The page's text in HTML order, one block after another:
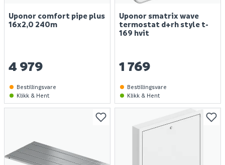
Uponor comfort pipe plus
16x2,0 240m
4 979
Bestillingsvare
Klikk & Hent
Uponor smatrix wave
termostat d+rh style t-
169 hvit
1 769
Bestillingsvare
Klikk & Hent